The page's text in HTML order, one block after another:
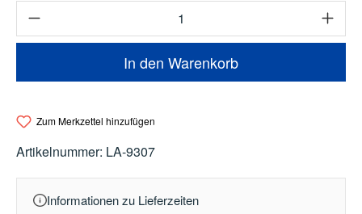
Produkt Anzahl: Gib den gewünschten
In den Warenkorb
Zum Merkzettel hinzufügen
Artikelnummer: LA-9307
Informationen zu Lieferzeiten